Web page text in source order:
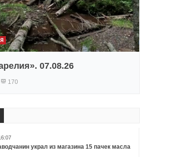
07.08.26
170
украл из магазина 15 пачек масла